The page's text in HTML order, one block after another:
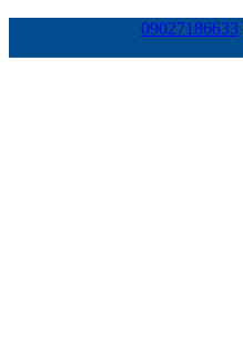
09027186633